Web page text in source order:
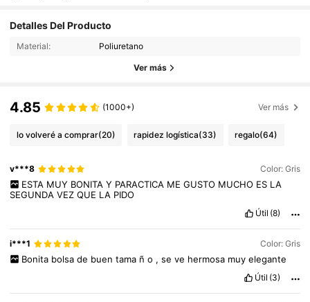
Detalles Del Producto
Material: Poliuretano
Ver más
4.85 (1000+) Ver más
lo volveré a comprar(20) rapidez logística(33) regalo(64)
v***8 Color: Gris
ESTA MUY BONITA Y PARACTICA ME GUSTO MUCHO ES LA
SEGUNDAVEZQUE LA PIDO
Útil (8)
i***1 Color: Gris
Bonita bolsa de buen tama ñ o , se ve hermosa muy elegante
Útil (3)